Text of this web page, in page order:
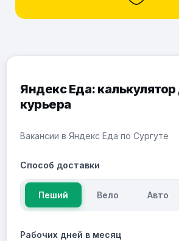
Яндекс Еда:
курьера
Вакансии в Яндекс Еда по Сургуте
Способ доставки
Пеший Вело Авто
Рабочих дней в месяц